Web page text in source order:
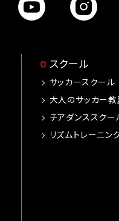
スクール
サッカースクール
大人のサッカー教
チアダンススクー
リズムトレーニン